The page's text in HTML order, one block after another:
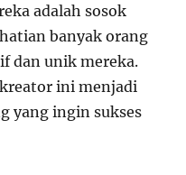
adalah sosok
banyak orang
dan unik mereka.
ini menjadi
yang ingin sukses